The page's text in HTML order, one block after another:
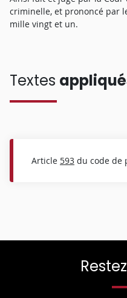
criminelle, et prononcé par
mille vingt et un.
Textes
Article 593 du code de
Restez